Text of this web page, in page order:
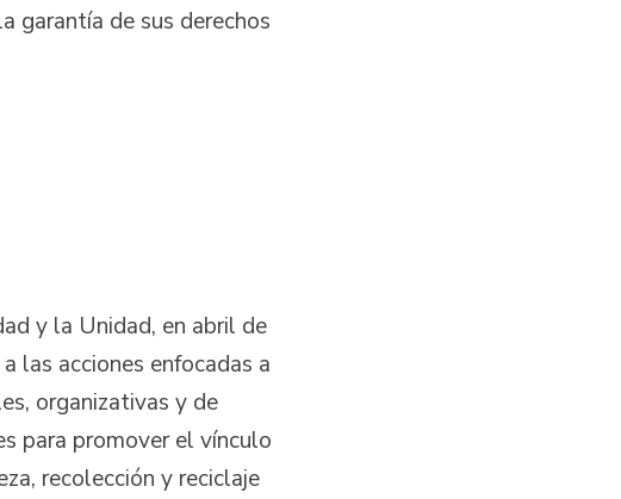
garantía de sus derechos
y la Unidad, en abril de
las acciones enfocadas a
organizativas y de
para promover el vínculo
recolección y reciclaje